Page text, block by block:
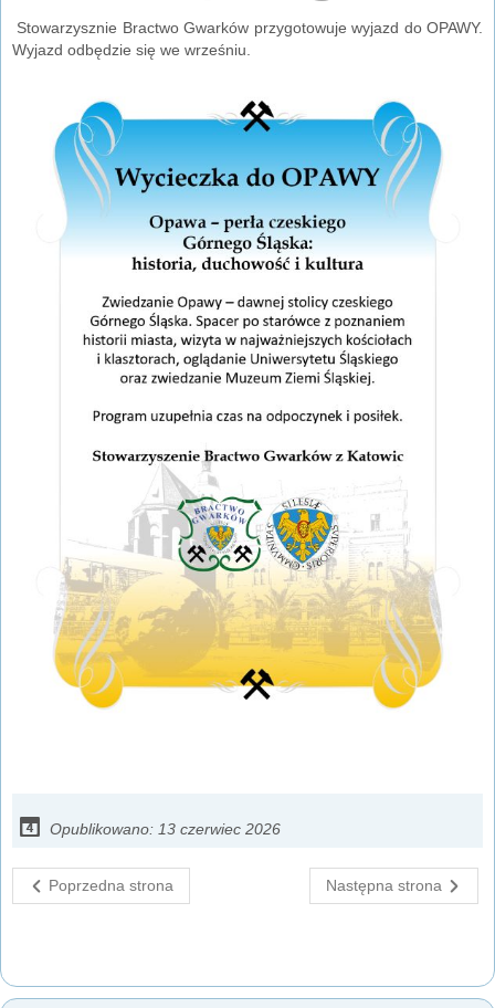
Stowarzysznie Bractwo Gwarków przygotowuje wyjazd do OPAWY.
Wyjazd odbędzie się we wrześniu.
Opublikowano: 13 czerwiec 2026
Poprzedna strona Następna strona